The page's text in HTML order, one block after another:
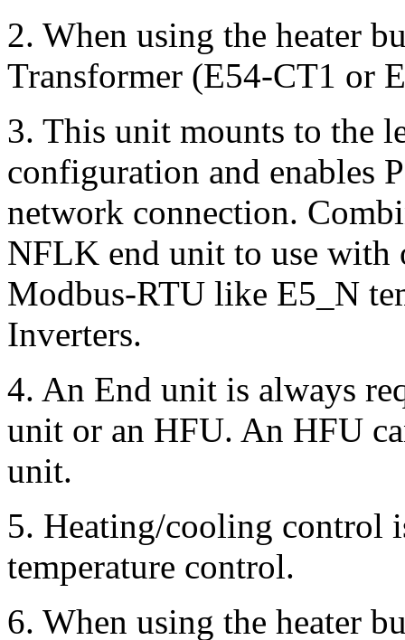
2. When using the heater
Transformer (E54-CT1 or
3. This unit mounts to the
configuration and enables
network connection.
NFLK end unit to use with
Modbus-RTU like E5_N
Inverters.
4. An End unit is always
unit or an HFU. An HFU
unit.
5. Heating/cooling control
temperature control.
6. When using the heater